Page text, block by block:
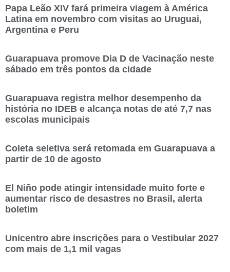
Papa Leão XIV fará primeira viagem à América
Latina em novembro com visitas ao Uruguai,
Argentina e Peru
Guarapuava promove Dia D de Vacinação neste
sábado em três pontos da cidade
Guarapuava registra melhor desempenho da
história no IDEB e alcança notas de até 7,7 nas
escolas municipais
Coleta seletiva será retomada em Guarapuava a
partir de 10 de agosto
El Niño pode atingir intensidade muito forte e
aumentar risco de desastres no Brasil, alerta
boletim
Unicentro abre inscrições para o Vestibular 2027
com mais de 1,1 mil vagas